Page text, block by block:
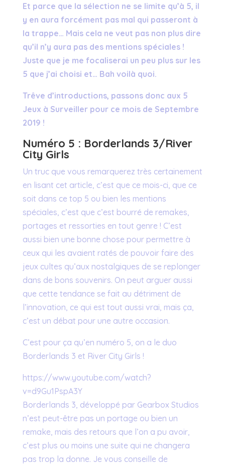
Et parce que la sélection ne se limite qu’à 5, il
y en aura forcément pas mal qui passeront à
la trappe… Mais cela ne veut pas non plus dire
qu’il n’y aura pas des mentions spéciales !
Juste que je me focaliserai un peu plus sur les
5 que j’ai choisi et… Bah voilà quoi.
Trêve d’introductions, passons donc aux 5
Jeux à Surveiller pour ce mois de Septembre
2019 !
Numéro 5 : Borderlands 3/River
City Girls
Un truc que vous remarquerez très certainement
en lisant cet article, c’est que ce mois-ci, que ce
soit dans ce top 5 ou bien les mentions
spéciales, c’est que c’est bourré de remakes,
portages et ressorties en tout genre ! C’est
aussi bien une bonne chose pour permettre à
ceux qui les avaient ratés de pouvoir faire des
jeux cultes qu’aux nostalgiques de se replonger
dans de bons souvenirs. On peut arguer aussi
que cette tendance se fait au détriment de
l’innovation, ce qui est tout aussi vrai, mais ça,
c’est un débat pour une autre occasion.
C’est pour ça qu’en numéro 5, on a le duo
Borderlands 3 et River City Girls !
https://www.youtube.com/watch?
v=d9Gu1PspA3Y
Borderlands 3, développé par Gearbox Studios
n’est peut-être pas un portage ou bien un
remake, mais des retours que l’on a pu avoir,
c’est plus ou moins une suite qui ne changera
pas trop la donne. Je vous conseille de